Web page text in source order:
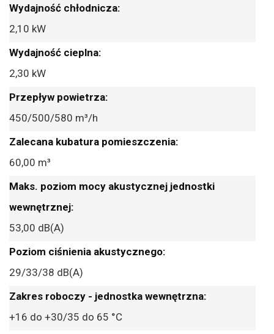
2,10 kW
2,30 kW
450/500/580 m³/h
60,00 m³
53,00 dB(A)
29/33/38 dB(A)
+16 do +30/35 do 65 °C